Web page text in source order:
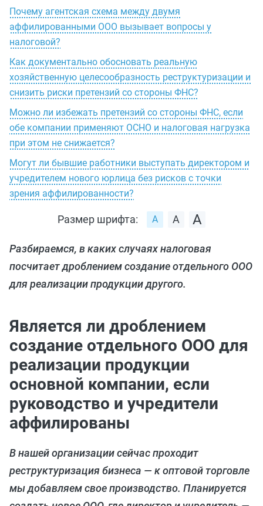
Почему агентская схема между двумя
аффилированными ООО вызывает вопросы у
налоговой?
Как документально обосновать реальную
хозяйственную целесообразность реструктуризации и
снизить риски претензий со стороны ФНС?
Можно ли избежать претензий со стороны ФНС, если
обе компании применяют ОСНО и налоговая нагрузка
при этом не снижается?
Могут ли бывшие работники выступать директором и
учредителем нового юрлица без рисков с точки
зрения аффилированности?
Размер шрифта:
Разбираемся, в каких случаях налоговая
посчитает дроблением создание отдельного ООО
для реализации продукции другого.
Является ли дроблением
создание отдельного ООО для
реализации продукции
основной компании, если
руководство и учредители
аффилированы
В нашей организации сейчас проходит
реструктуризация бизнеса — к оптовой торговле
мы добавляем свое производство. Планируется